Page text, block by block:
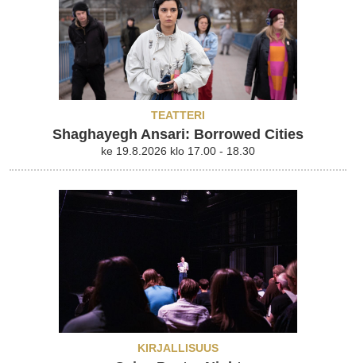
TEATTERI
Shaghayegh Ansari: Borrowed Cities
ke 19.8.2026 klo 17.00 - 18.30
KIRJALLISUUS